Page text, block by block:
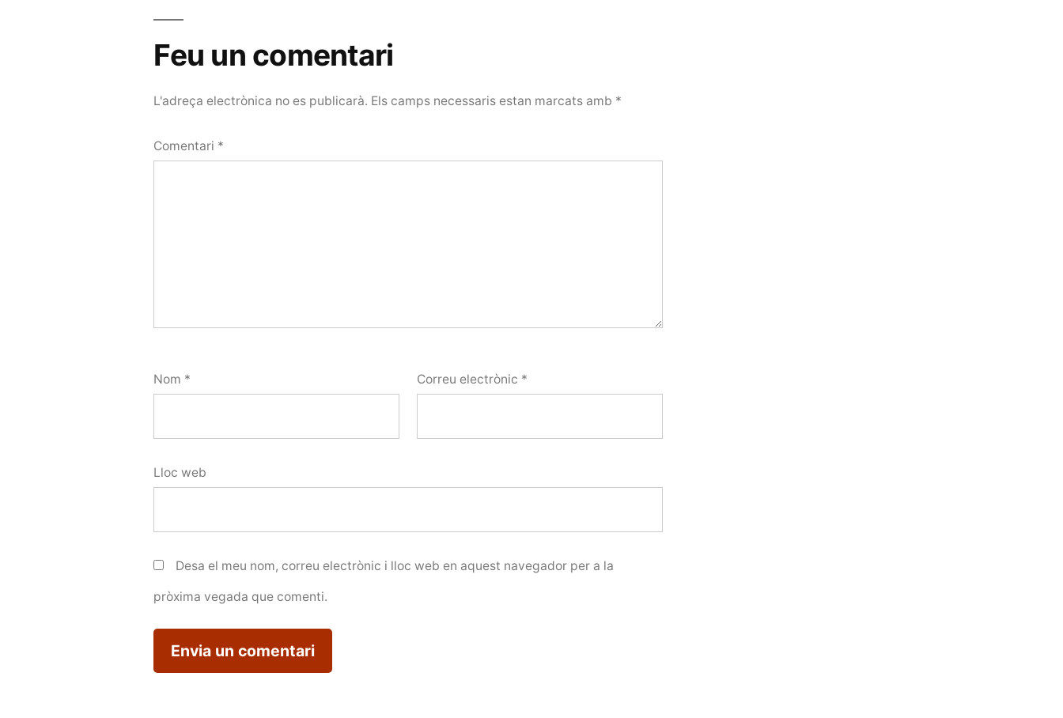
Feu un comentari
L'adreça electrònica no es publicarà. Els camps necessaris estan marcats amb *
Comentari *
Nom * Correu electrònic *
Lloc web
Desa el meu nom, correu electrònic i lloc web en aquest navegador per a la
pròxima vegada que comenti.